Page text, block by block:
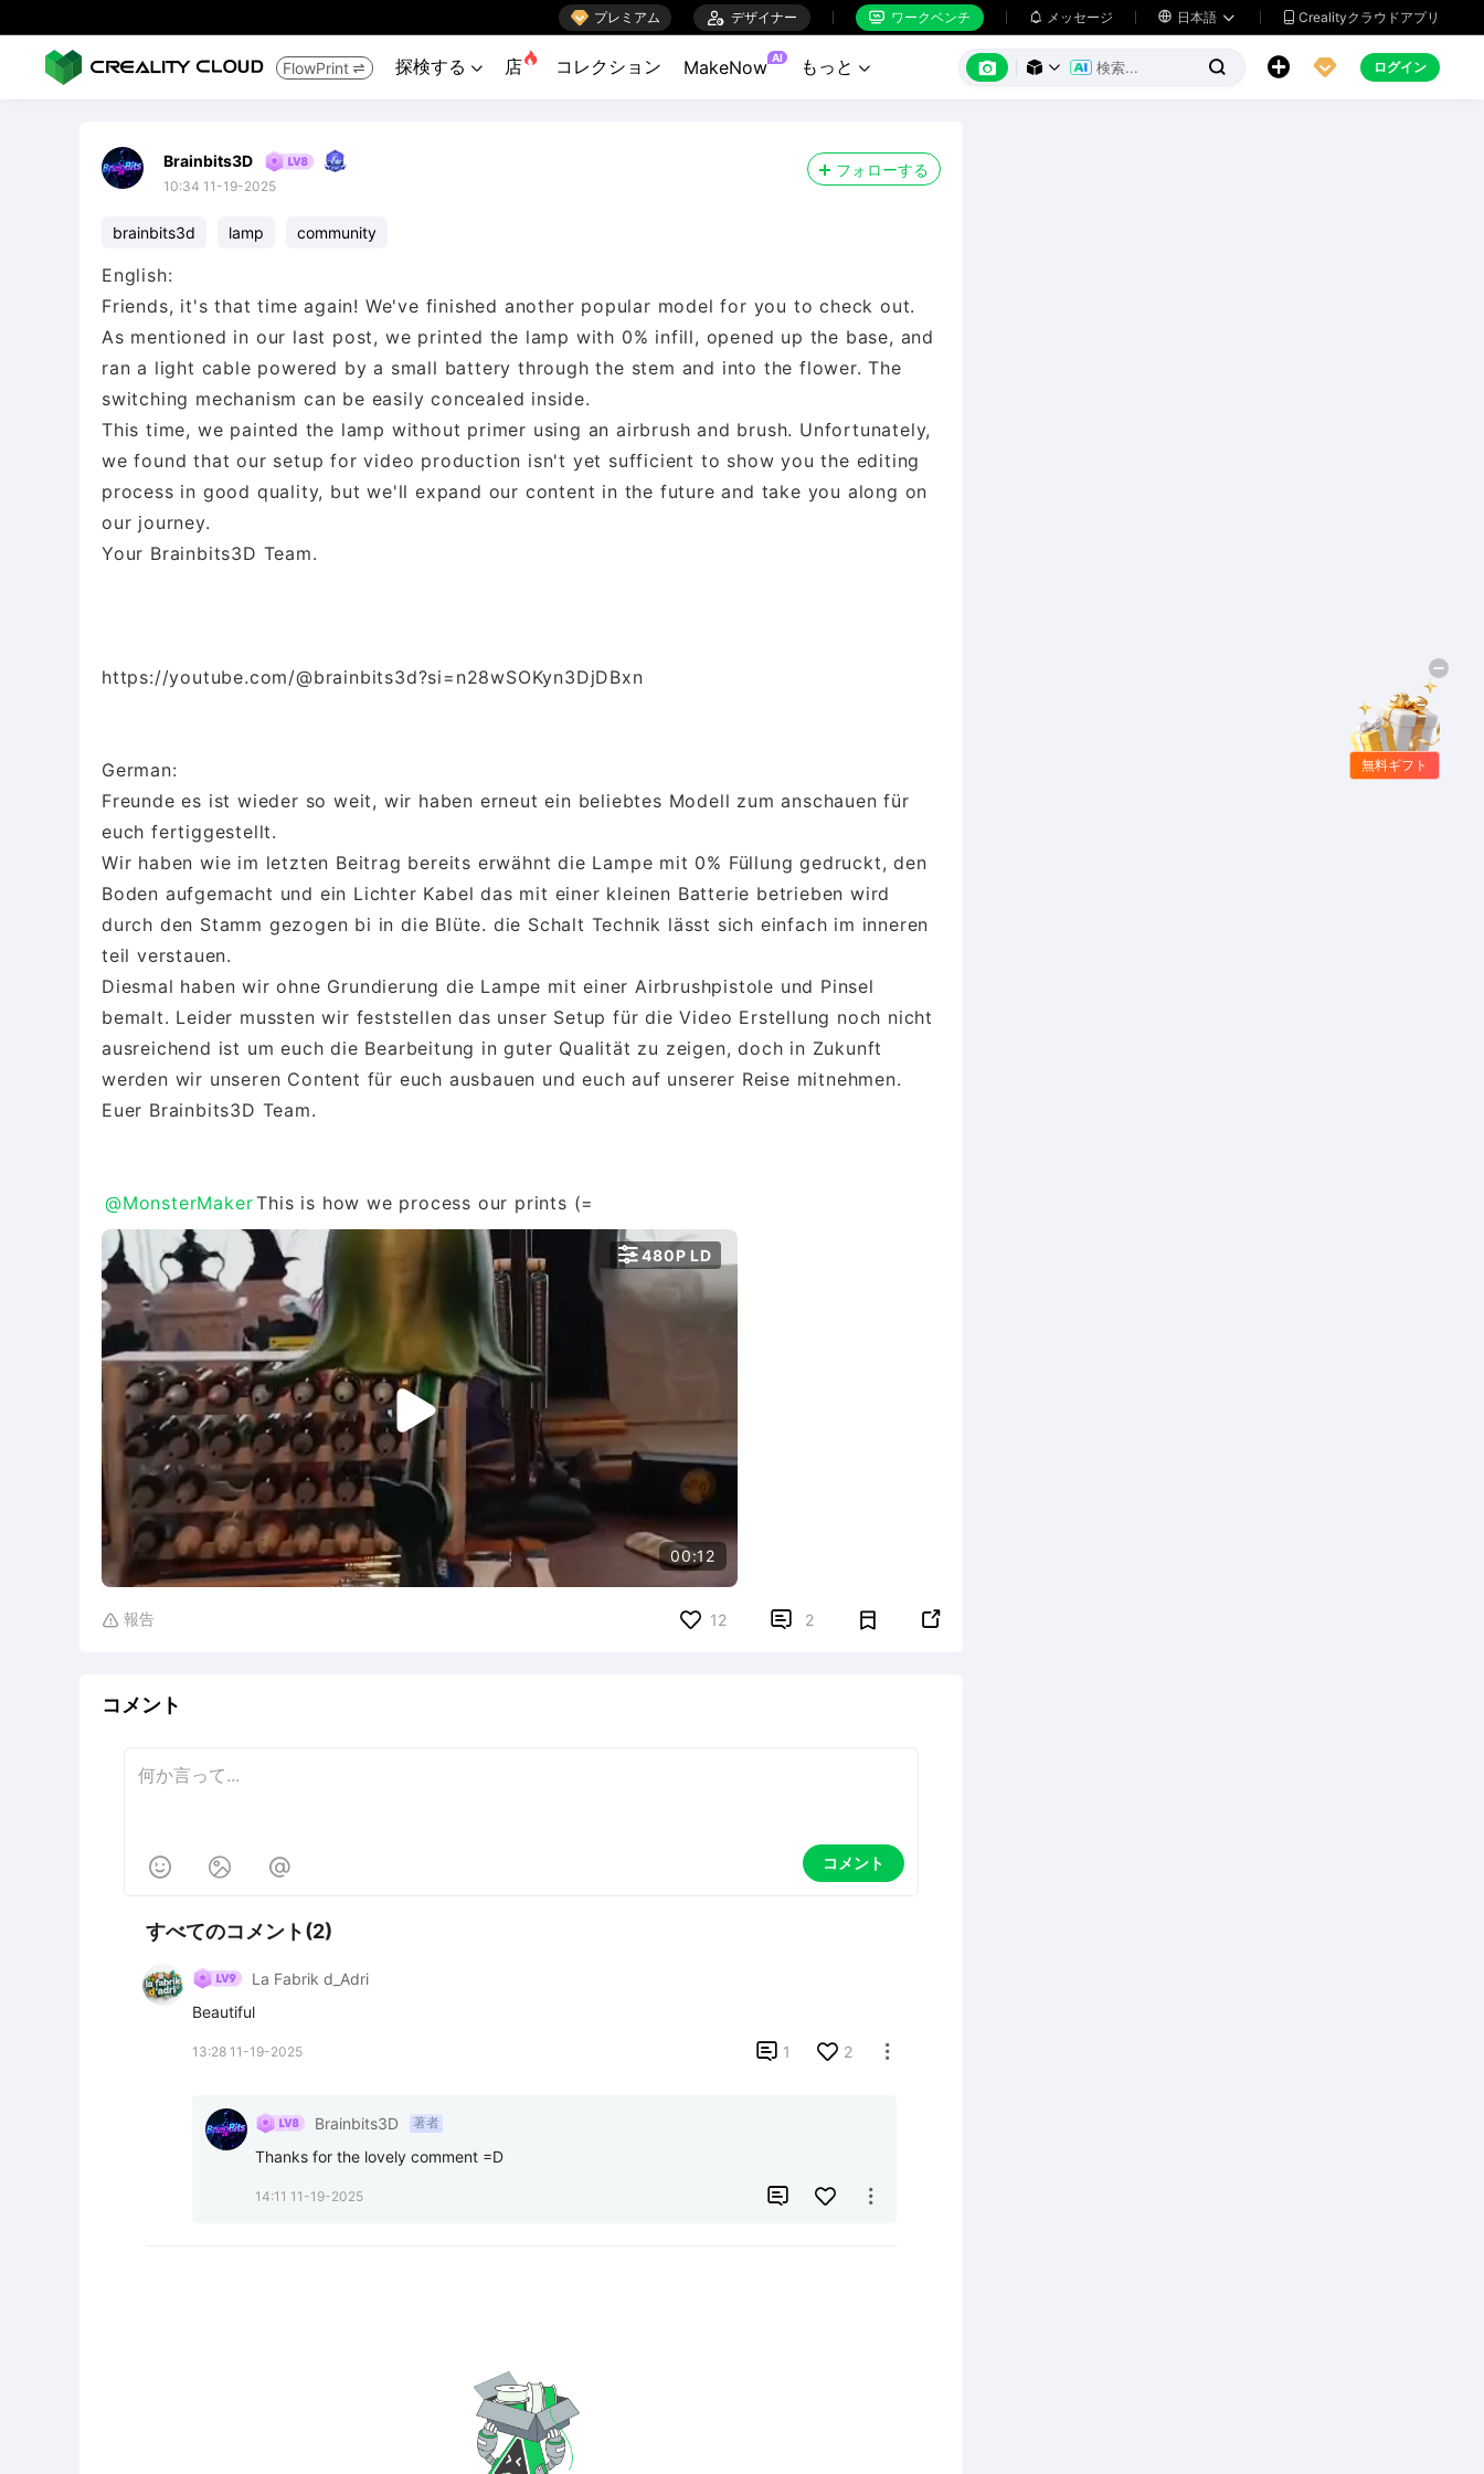
 プレミアム  デザイナー  ワークベンチ  メッセージ  日本語   Crealityクラウドアプリ
FlowPrint  探検する  店 コレクション MakeNow AI もっと        ログイン
Brainbits3D
10:34 11-19-2025
フォローする
brainbits3d lamp community
English:
Friends, it's that time again! We've finished another popular model for you to check out.
As mentioned in our last post, we printed the lamp with 0% infill, opened up the base, and
ran a light cable powered by a small battery through the stem and into the flower. The
switching mechanism can be easily concealed inside.
This time, we painted the lamp without primer using an airbrush and brush. Unfortunately,
we found that our setup for video production isn't yet sufficient to show you the editing
process in good quality, but we'll expand our content in the future and take you along on
our journey.
Your Brainbits3D Team.
https://youtube.com/@brainbits3d?si=n28wSOKyn3DjDBxn
German:
Freunde es ist wieder so weit, wir haben erneut ein beliebtes Modell zum anschauen für
euch fertiggestellt.
Wir haben wie im letzten Beitrag bereits erwähnt die Lampe mit 0% Füllung gedruckt, den
Boden aufgemacht und ein Lichter Kabel das mit einer kleinen Batterie betrieben wird
durch den Stamm gezogen bi in die Blüte. die Schalt Technik lässt sich einfach im inneren
teil verstauen.
Diesmal haben wir ohne Grundierung die Lampe mit einer Airbrushpistole und Pinsel
bemalt. Leider mussten wir feststellen das unser Setup für die Video Erstellung noch nicht
ausreichend ist um euch die Bearbeitung in guter Qualität zu zeigen, doch in Zukunft
werden wir unseren Content für euch ausbauen und euch auf unserer Reise mitnehmen.
Euer Brainbits3D Team.
@MonsterMakerThis is how we process our prints (=
00:12

480P LD
 報告 12  2 
コメント
   コメント
すべてのコメント(2)
La Fabrik d_Adri
Beautiful
13:28 11-19-2025  1 2 
Brainbits3D 著者
Thanks for the lovely comment =D
14:11 11-19-2025  
無料ギフト